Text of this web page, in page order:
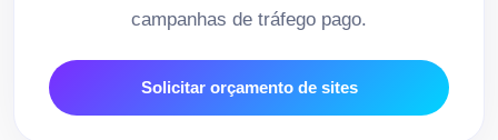
campanhas de tráfego pago.
Solicitar orçamento de sites